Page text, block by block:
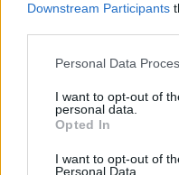
Downstream Participants
Personal Data
I want to opt-out of
personal data.
Opted In
I want to opt-out of
Personal Data.